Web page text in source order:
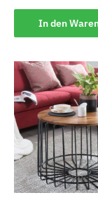
In den